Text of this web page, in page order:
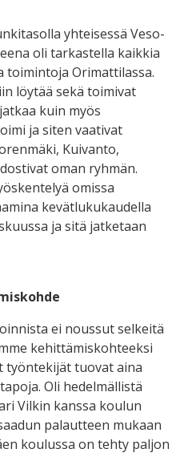
yhteisessä Veso-
oli tarkastella kaikkia
toimintoja Orimattilassa.
löytää sekä toimivat
kuin myös
ja siten vaativat
Kuivanto,
oman ryhmän.
omissa
kevätlukukaudella
ja sitä jatketaan
ei noussut selkeitä
kehittämiskohteeksi
työntekijät tuovat aina
Oli hedelmällistä
Vilkin kanssa koulun
palautteen mukaan
koulussa on tehty paljon